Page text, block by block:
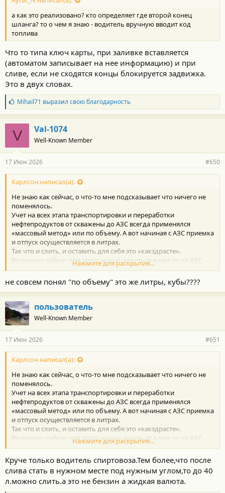
а как это реализовано? кто определяет где второй конец
шланга? то о чем я знаю - водитель вручную вводит код
топлива
Что то типа ключ карты, при заливке вставляется
(автоматом записывает на нее информацию) и при
сливе, если не сходятся концы блокируется задвижка.
Это в двух словах.
Б
л
а
г
о
д
а
н
о
с
и
:
Mihail71 выразил свою благодарность
V Val-1074
Well-Known Member
17 Июн 2026 #650
Карлсон написал(а):
Не знаю как сейчас, о что-то мне подсказывает что ничего не
поменялось.
Учет на всех этапа транспортировки и переработки
нефтепродуктов от скважены до АЗС всегда применялся
«массовый метод» или по объему. А вот начиная с АЗС приемка
и отпуск осуществляется в литрах.
Так что и слить, и оставить для себя это «какздрасте».
Возможно сейчас для этого нужно делиться в кем-то на АЗС.
Лето для водителя бензовоза Клондайк. Да и попасть на работу
на бензовоз было труднее чем на мясокомбинат колбасу
возить.
Нажмите для раскрытия...
не совсем понял "по объему" это же литры, кубы????
пользователь
Well-Known Member
17 Июн 2026 #651
Карлсон написал(а):
Не знаю как сейчас, о что-то мне подсказывает что ничего не
поменялось.
Учет на всех этапа транспортировки и переработки
нефтепродуктов от скважены до АЗС всегда применялся
«массовый метод» или по объему. А вот начиная с АЗС приемка
и отпуск осуществляется в литрах.
Так что и слить, и оставить для себя это «какздрасте».
Возможно сейчас для этого нужно делиться в кем-то на АЗС.
Лето для водителя бензовоза Клондайк. Да и попасть на работу
на бензовоз было труднее чем на мясокомбинат колбасу
возить.
Нажмите для раскрытия...
Круче только водитель спиртовоза.Тем более,что после
слива стать в нужном месте под нужным углом,то до 40
л.можно слить.а это не бензин а жидкая валюта.